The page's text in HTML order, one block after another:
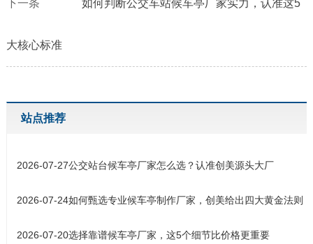
下一条 如何判断公交车站候车亭厂家实力，认准这5
大核心标准
站点推荐
2026-07-27公交站台候车亭厂家怎么选？认准创美源头大厂
2026-07-24如何甄选专业候车亭制作厂家，创美给出四大黄金法则
2026-07-20选择靠谱候车亭厂家，这5个细节比价格更重要